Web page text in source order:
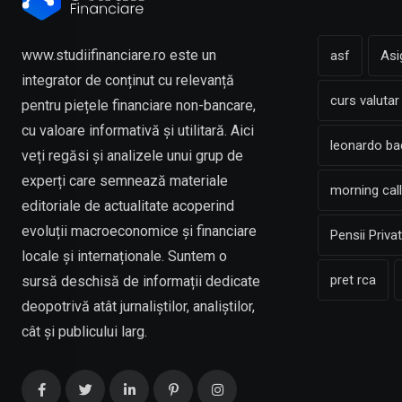
www.studiifinanciare.ro este un
integrator de conținut cu relevanță
pentru piețele financiare non-bancare,
cu valoare informativă și utilitară. Aici
veți regăsi și analizele unui grup de
experți care semnează materiale
editoriale de actualitate acoperind
evoluții macroeconomice și financiare
locale și internaționale. Suntem o
sursă deschisă de informații dedicate
deopotrivă atât jurnaliștilor, analiștilor,
cât și publicului larg.
asf
curs valutar
leonardo
morning
Pensii
pret rca